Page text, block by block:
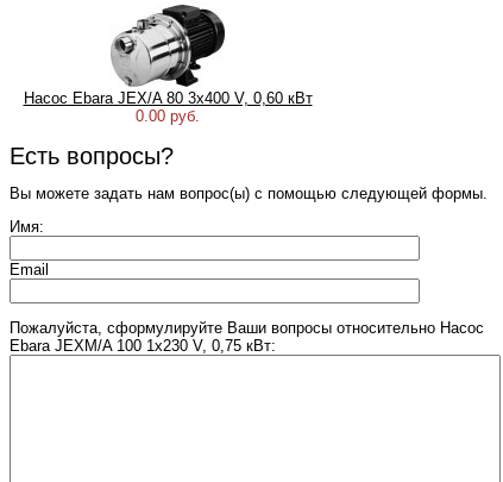
Насос Ebara JEX/A 80 3x400 V, 0,60 кВт
0.00 руб.
Есть вопросы?
Вы можете задать нам вопрос(ы) с помощью следующей формы.
Имя:
Email
Пожалуйста, сформулируйте Ваши вопросы относительно Насос
Ebara JEXM/A 100 1x230 V, 0,75 кВт: